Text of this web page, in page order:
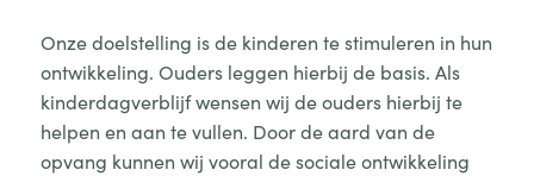
Onze doelstelling is de kinderen te stimuleren in hun
ontwikkeling. Ouders leggen hierbij de basis. Als
kinderdagverblijf wensen wij de ouders hierbij te
helpen en aan te vullen. Door de aard van de
opvang kunnen wij vooral de sociale ontwikkeling